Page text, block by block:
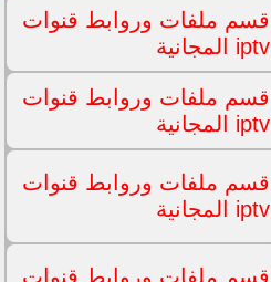
قسم ملفات وروابط قنوات
iptv المجانية
قسم ملفات وروابط قنوات
iptv المجانية
قسم ملفات وروابط قنوات
iptv المجانية
قسم ملفات وروابط قنوات